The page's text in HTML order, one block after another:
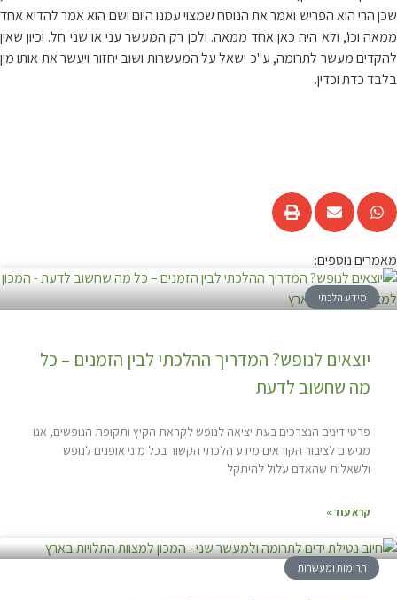
שכן הרי הוא הפריש ואמר את הנוסח שמצוי עמנו היום ושם הוא אמר להדיא אחד
ממאה וכו', ולא היה כאן אחד ממאה. ולכן רק המעשר עני או שני חל. וכיון שאין
להקדים מעשר לתרומה, ע"כ ישאל על המעשרות ושוב יחזור ויעשר את אותו מין
בלבד כדת וכדין.
מאמרים נוספים:
מידע הלכתי
יוצאים לנופש? המדריך ההלכתי לבין הזמנים – כל
מה שחשוב לדעת
פרטי דינים הנצרכים בעת יציאה לנופש לקראת הקיץ ותקופת הנופשים, אנו
מגישים לציבור הקוראים מידע הלכתי הקשור בכל מיני אופנים לנופש
ולשאלות שהאדם עלול להיתקל
קרא עוד »
תרומות ומעשרות